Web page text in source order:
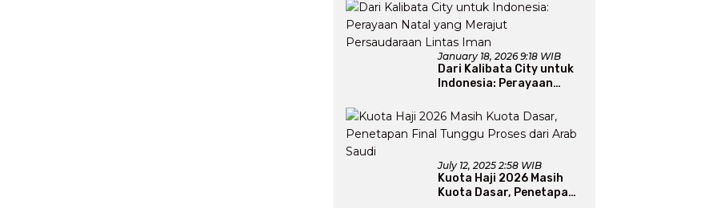
January 18, 2026 9:18 WIB
Dari Kalibata City untuk
Indonesia: Perayaan
Persaudaraan Lintas
Iman
July 12, 2025 2:58 WIB
Kuota Haji 2026 Masih
Kuota Dasar, Penetapan